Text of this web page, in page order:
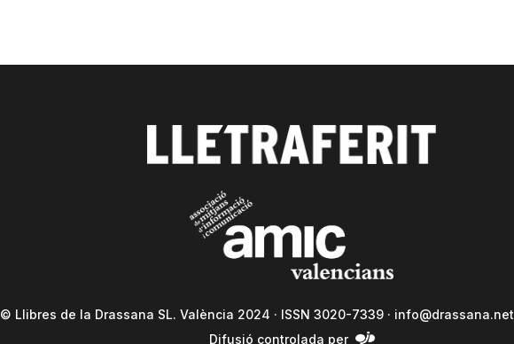
© Llibres de la Drassana SL. València 2024 · ISSN 3020-7339 · info@drassana.net
Difusió controlada per